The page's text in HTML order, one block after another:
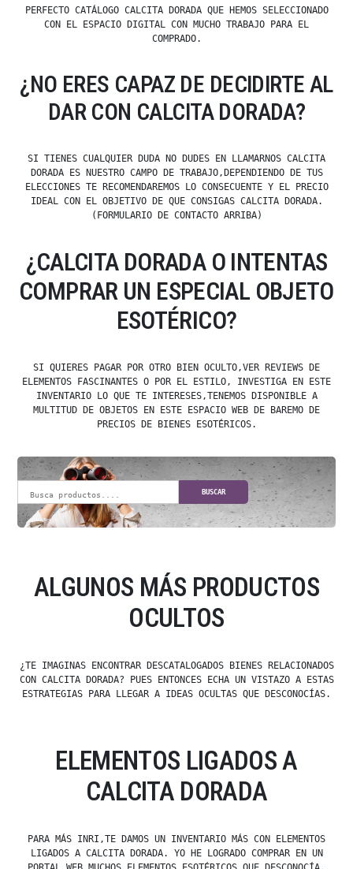
PERFECTO CATÁLOGO CALCITA DORADA QUE HEMOS SELECCIONADO
CON EL ESPACIO DIGITAL CON MUCHO TRABAJO PARA EL
COMPRADO.
¿NO ERES CAPAZ DE DECIDIRTE AL
DAR CON CALCITA DORADA?
SI TIENES CUALQUIER DUDA NO DUDES EN LLAMARNOS CALCITA
DORADA ES NUESTRO CAMPO DE TRABAJO,DEPENDIENDO DE TUS
ELECCIONES TE RECOMENDAREMOS LO CONSECUENTE Y EL PRECIO
IDEAL CON EL OBJETIVO DE QUE CONSIGAS CALCITA DORADA.
(FORMULARIO DE CONTACTO ARRIBA)
¿CALCITA DORADA O INTENTAS
COMPRAR UN ESPECIAL OBJETO
ESOTÉRICO?
SI QUIERES PAGAR POR OTRO BIEN OCULTO,VER REVIEWS DE
ELEMENTOS FASCINANTES O POR EL ESTILO, INVESTIGA EN ESTE
INVENTARIO LO QUE TE INTERESES,TENEMOS DISPONIBLE A
MULTITUD DE OBJETOS EN ESTE ESPACIO WEB DE BAREMO DE
PRECIOS DE BIENES ESOTÉRICOS.
BUSCAR
ALGUNOS MÁS PRODUCTOS
OCULTOS
¿TE IMAGINAS ENCONTRAR DESCATALOGADOS BIENES RELACIONADOS
CON CALCITA DORADA? PUES ENTONCES ECHA UN VISTAZO A ESTAS
ESTRATEGIAS PARA LLEGAR A IDEAS OCULTAS QUE DESCONOCÍAS.
ELEMENTOS LIGADOS A
CALCITA DORADA
PARA MÁS INRI,TE DAMOS UN INVENTARIO MÁS CON ELEMENTOS
LIGADOS A CALCITA DORADA. YO HE LOGRADO COMPRAR EN UN